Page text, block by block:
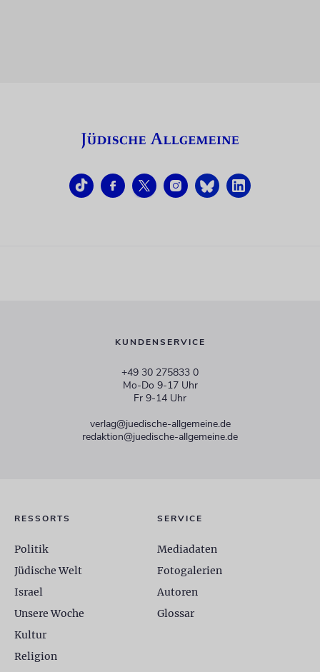
KUNDENSERVICE
+49 30 275833 0
Mo-Do 9-17 Uhr
Fr 9-14 Uhr
verlag@juedische-allgemeine.de
redaktion@juedische-allgemeine.de
RESSORTS
Politik
Jüdische Welt
Israel
Unsere Woche
Kultur
Religion
SERVICE
Mediadaten
Fotogalerien
Autoren
Glossar